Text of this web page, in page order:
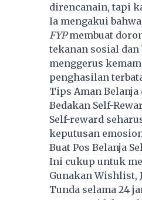
direncanain, tapi
Ia mengakui
FYPmembuat
tekanan sosial dan
menggerus
penghasilan
Tips Aman
Bedakan Self-
Self-reward
keputusan
Buat Pos Belanja
Ini cukup untuk
Gunakan Wishlist,
Tunda selama 24